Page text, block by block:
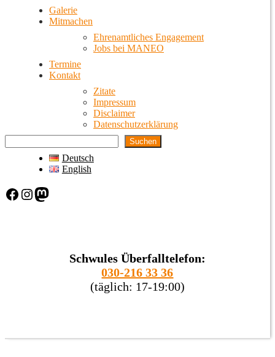
Galerie
Mitmachen
Ehrenamtliches Engagement
Jobs bei MANEO
Termine
Kontakt
Zitate
Impressum
Disclaimer
Datenschutzerklärung
Suchen
Deutsch
English
Facebook Instagram Mastodon
Schwules Überfalltelefon:
030-216 33 36
(täglich: 17-19:00)